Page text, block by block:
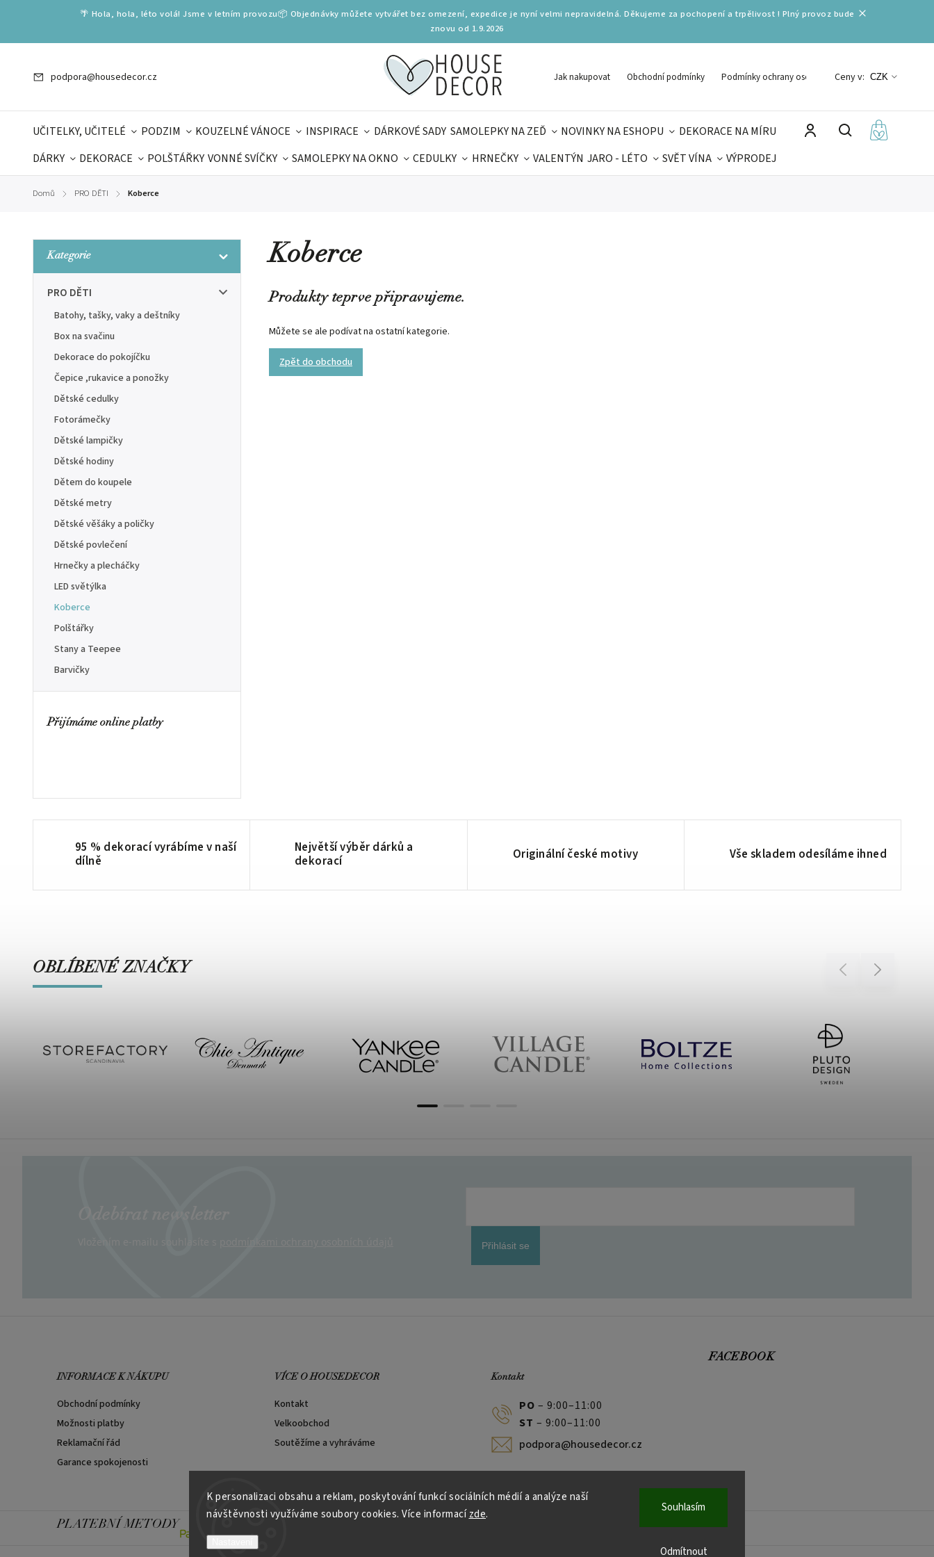
K personalizaci obsahu a reklam, poskytování funkcí sociálních médií a analýze naší
návštěvnosti využíváme soubory cookies. Více informacízde.
Odmítnout
Souhlasím
🌴 Hola, hola, léto volá! Jsme v letním provozu📦 Objednávky můžete vytvářet bez omezení, expedice je nyní velmi nepravidelná. Děkujeme za pochopení a trpělivost ! Plný provoz bude
znovu od 1.9.2026
podpora@housedecor.cz Jak nakupovat Obchodní podmínky Podmínky ochrany osobních údajů
Ceny v: CZK
UČITELKY, UČITELÉ PODZIM KOUZELNÉ VÁNOCE INSPIRACE DÁRKOVÉ SADY SAMOLEPKY NA ZEĎ NOVINKY NA ESHOPU
DEKORACE NA MÍRU
DÁRKY
DEKORACE POLŠTÁŘKY VONNÉ SVÍČKY SAMOLEPKY NA OKNO CEDULKY HRNEČKY VALENTÝN JARO - LÉTO SVĚT VÍNA
VÝPRODEJ
SLOVENSKÉ SPECIÁLY
Domů / PRO DĚTI / Koberce
Kategorie
PRO DĚTI
Batohy, tašky, vaky a deštníky
Box na svačinu
Dekorace do pokojíčku
Čepice ,rukavice a ponožky
Dětské cedulky
Fotorámečky
Dětské lampičky
Dětské hodiny
Dětem do koupele
Dětské metry
Dětské věšáky a poličky
Dětské povlečení
Hrnečky a plecháčky
LED světýlka
Koberce
Polštářky
Stany a Teepee
Barvičky
Přijímáme online platby
Koberce
Produkty teprve připravujeme.
Můžete se ale podívat na ostatní kategorie.
Zpět do obchodu
95 % dekorací vyrábíme v naší
dílně
Největší výběr dárků a
dekorací
Originální české motivy Vše skladem odesíláme ihned
OBLÍBENÉ ZNAČKY Previous Next
Přihlásit se
INFORMACE K NÁKUPU
Obchodní podmínky
Možnosti platby
Reklamační řád
Garance spokojenosti
VÍCE O HOUSEDECOR
Kontakt
Velkoobchod
Soutěžíme a vyhráváme
Kontakt
PO – 9:00–11:00
ST – 9:00–11:00
podpora@housedecor.cz
FACEBOOK
PLATEBNÍ METODY